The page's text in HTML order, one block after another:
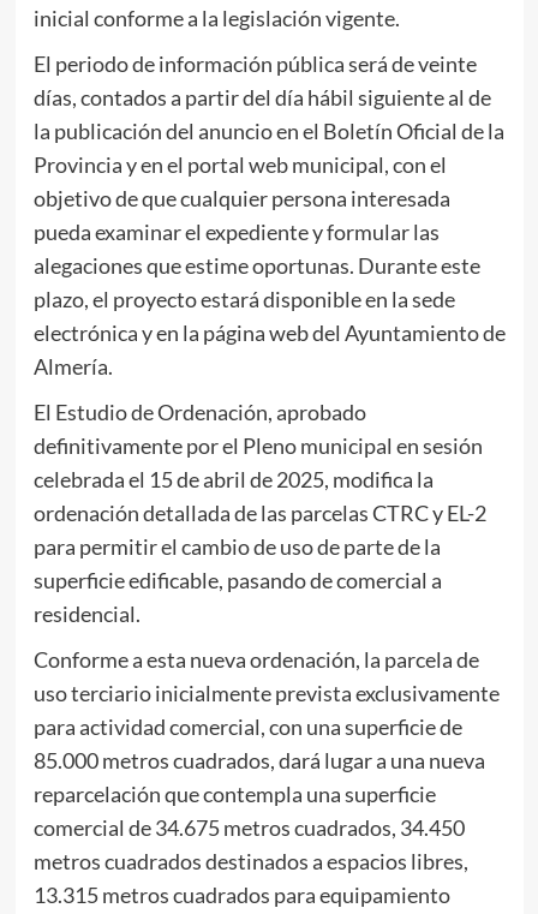
inicial conforme a la legislación vigente.
El periodo de información pública será de veinte
días, contados a partir del día hábil siguiente al de
la publicación del anuncio en el Boletín Oficial de la
Provincia y en el portal web municipal, con el
objetivo de que cualquier persona interesada
pueda examinar el expediente y formular las
alegaciones que estime oportunas. Durante este
plazo, el proyecto estará disponible en la sede
electrónica y en la página web del Ayuntamiento de
Almería.
El Estudio de Ordenación, aprobado
definitivamente por el Pleno municipal en sesión
celebrada el 15 de abril de 2025, modifica la
ordenación detallada de las parcelas CTRC y EL-2
para permitir el cambio de uso de parte de la
superficie edificable, pasando de comercial a
residencial.
Conforme a esta nueva ordenación, la parcela de
uso terciario inicialmente prevista exclusivamente
para actividad comercial, con una superficie de
85.000 metros cuadrados, dará lugar a una nueva
reparcelación que contempla una superficie
comercial de 34.675 metros cuadrados, 34.450
metros cuadrados destinados a espacios libres,
13.315 metros cuadrados para equipamiento